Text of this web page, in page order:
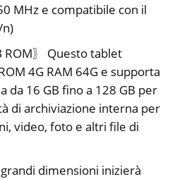
MHz e compatibile con il
ROM〗 Questo tablet
4G RAM 64G e supporta
da 16 GB fino a 128 GB per
di archiviazione interna per
video, foto e altri file di
dimensioni inizierà